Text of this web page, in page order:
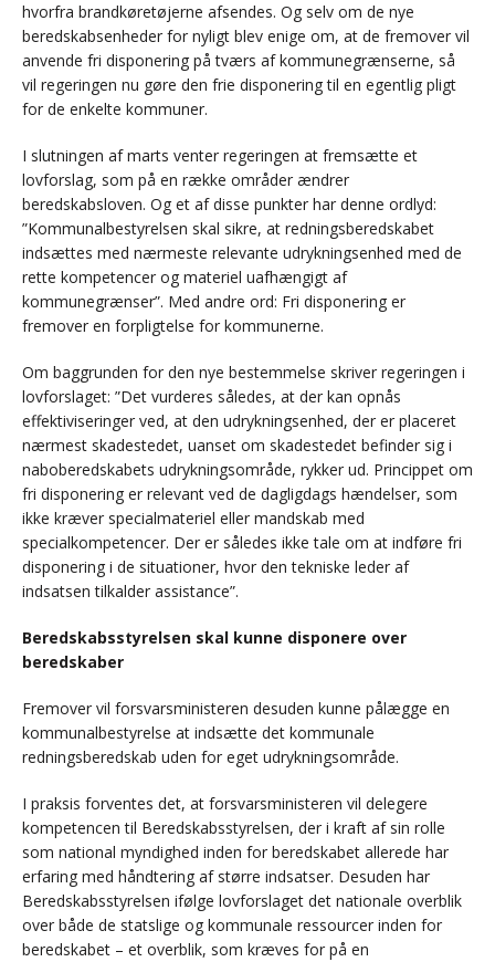
hvorfra brandkøretøjerne afsendes. Og selv om de nye
beredskabsenheder for nyligt blev enige om, at de fremover vil
anvende fri disponering på tværs af kommunegrænserne, så
vil regeringen nu gøre den frie disponering til en egentlig pligt
for de enkelte kommuner.
I slutningen af marts venter regeringen at fremsætte et
lovforslag, som på en række områder ændrer
beredskabsloven. Og et af disse punkter har denne ordlyd:
”Kommunalbestyrelsen skal sikre, at redningsberedskabet
indsættes med nærmeste relevante udrykningsenhed med de
rette kompetencer og materiel uafhængigt af
kommunegrænser”. Med andre ord: Fri disponering er
fremover en forpligtelse for kommunerne.
Om baggrunden for den nye bestemmelse skriver regeringen i
lovforslaget: ”Det vurderes således, at der kan opnås
effektiviseringer ved, at den udrykningsenhed, der er placeret
nærmest skadestedet, uanset om skadestedet befinder sig i
naboberedskabets udrykningsområde, rykker ud. Princippet om
fri disponering er relevant ved de dagligdags hændelser, som
ikke kræver specialmateriel eller mandskab med
specialkompetencer. Der er således ikke tale om at indføre fri
disponering i de situationer, hvor den tekniske leder af
indsatsen tilkalder assistance”.
Beredskabsstyrelsen skal kunne disponere over
beredskaber
Fremover vil forsvarsministeren desuden kunne pålægge en
kommunalbestyrelse at indsætte det kommunale
redningsberedskab uden for eget udrykningsområde.
I praksis forventes det, at forsvarsministeren vil delegere
kompetencen til Beredskabsstyrelsen, der i kraft af sin rolle
som national myndighed inden for beredskabet allerede har
erfaring med håndtering af større indsatser. Desuden har
Beredskabsstyrelsen ifølge lovforslaget det nationale overblik
over både de statslige og kommunale ressourcer inden for
beredskabet – et overblik, som kræves for på en